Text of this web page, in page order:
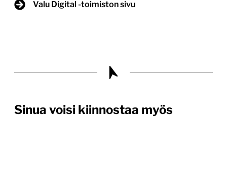
Valu Digital -toimiston sivu
Sinua voisi kiinnostaa myös